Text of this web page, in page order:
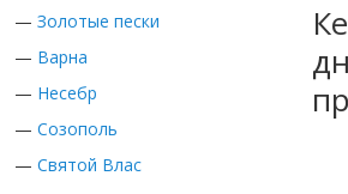
— Золотые пески
— Варна
— Несебр
— Созополь
— Святой Влас